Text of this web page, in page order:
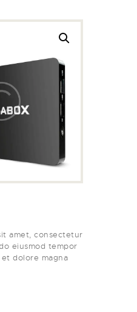
amet, consectetur
eiusmod tempor
dolore magna